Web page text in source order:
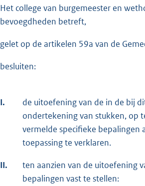
Het college van burgemeester en
bevoegdheden betreft,
gelet op de artikelen 59a van de
besluiten:
I.
de uitoefening van de in de bij
ondertekening van stukken, op
vermelde specifieke bepalingen
toepassing te verklaren.
II.
ten aanzien van de uitoefening
bepalingen vast te stellen: